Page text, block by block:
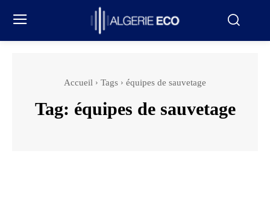
Accueil Tags équipes de sauvetage
Tag: équipes de sauvetage